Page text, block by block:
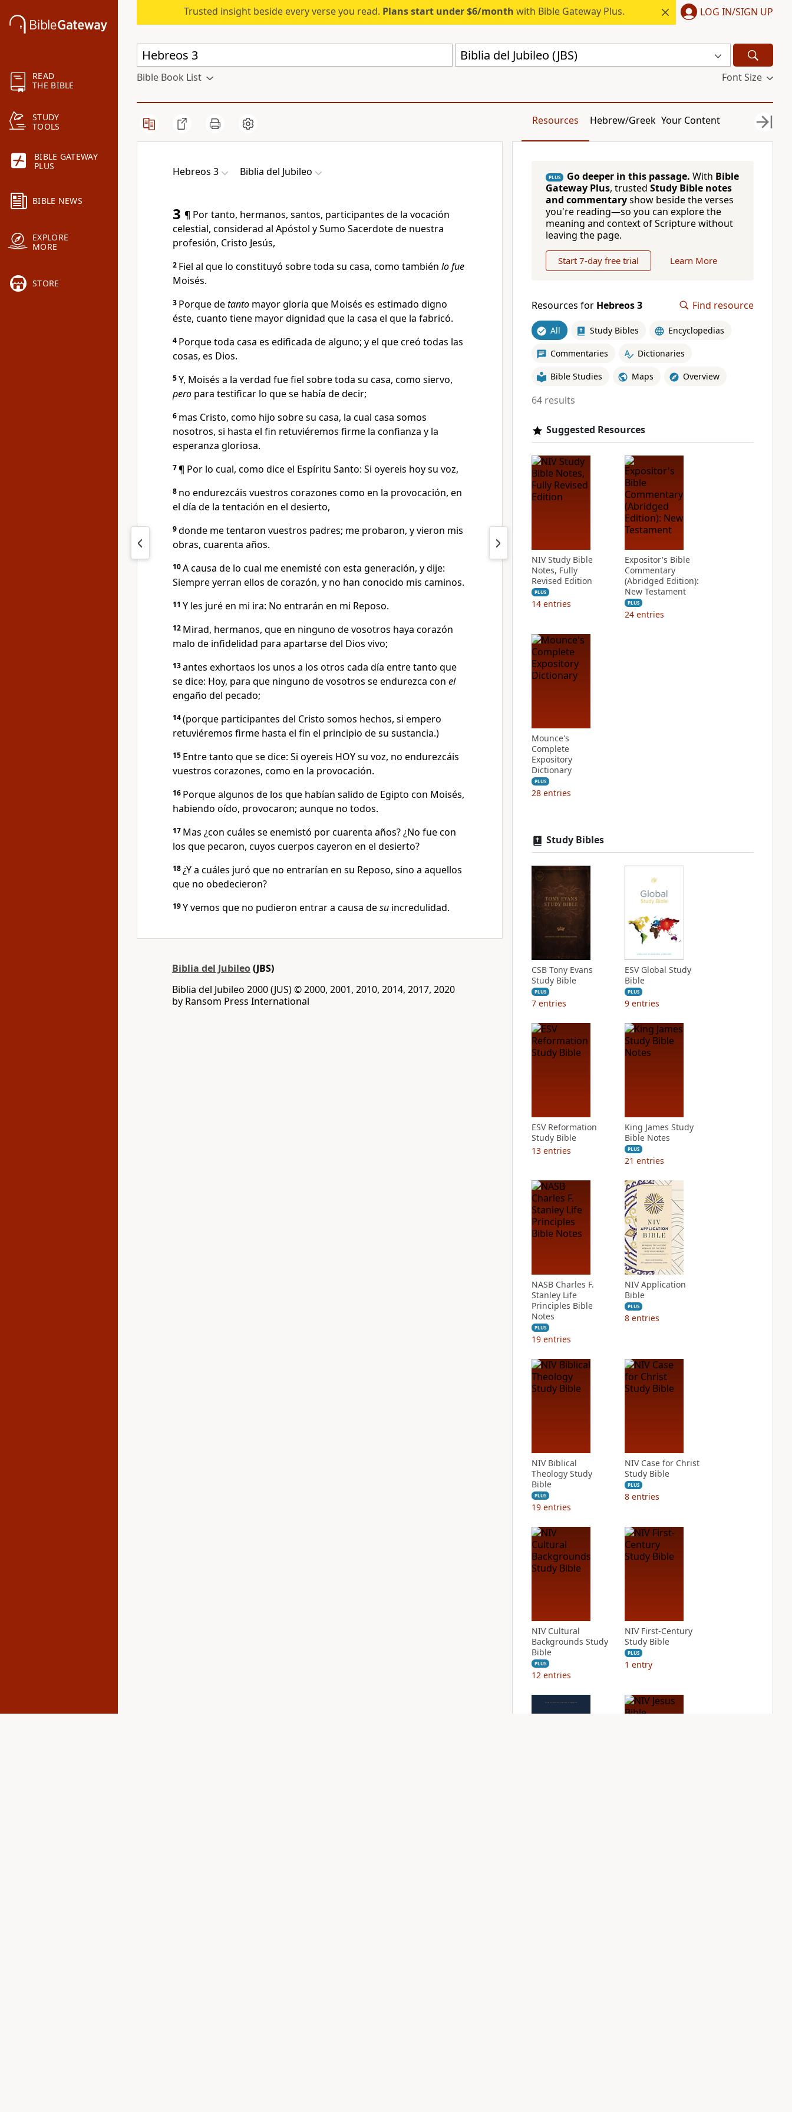
READ
THE BIBLE
STUDY
TOOLS
BIBLE GATEWAY
PLUS
BIBLE NEWS
EXPLORE
MORE
STORE
Trusted insight beside every verse you read. Plans start under $6/month with Bible Gateway Plus. LOG IN/SIGN UP
Biblia del Jubileo (JBS)
Bible Book List Font Size
Resources Hebrew/Greek Your Content
Hebreos 3 Biblia del Jubileo
3 ¶ Por tanto, hermanos, santos, participantes de la vocación
celestial, considerad al Apóstol y Sumo Sacerdote de nuestra
profesión, Cristo Jesús,
2 Fiel al que lo constituyó sobre toda su casa, como también lo fue
Moisés.
3 Porque detanto mayor gloria que Moisés es estimado digno
éste, cuanto tiene mayor dignidad que la casa el que la fabricó.
4 Porque toda casa es edificada de alguno; y el que creó todas las
cosas, es Dios.
5Y, Moisés a la verdad fue fiel sobre toda su casa, como siervo,
pero para testificar lo que se había de decir;
6 mas Cristo, como hijo sobre su casa, la cual casa somos
nosotros, si hasta el fin retuviéremos firme la confianza y la
esperanza gloriosa.
7¶ Por lo cual, como dice el Espíritu Santo: Si oyereis hoy su voz,
8 no endurezcáis vuestros corazones como en la provocación, en
el día de la tentación en el desierto,
9donde me tentaron vuestros padres; me probaron, y vieron mis
obras, cuarenta años.
10A causa de lo cual me enemisté con esta generación, y dije:
Siempre yerran ellos de corazón, y no han conocido mis caminos.
11 Y les juré en mi ira: No entrarán en mi Reposo.
12 Mirad, hermanos, que en ninguno de vosotros haya corazón
malo de infidelidad para apartarse del Dios vivo;
13antes exhortaos los unos a los otros cada día entre tanto que
se dice: Hoy, para que ninguno de vosotros se endurezca con el
engaño del pecado;
14(porque participantes del Cristo somos hechos, si empero
retuviéremos firme hasta el fin el principio de su sustancia.)
15 Entre tanto que se dice: Si oyereis HOY su voz, no endurezcáis
vuestros corazones, como en la provocación.
16 Porque algunos de los que habían salido de Egipto con Moisés,
habiendo oído, provocaron; aunque no todos.
17 Mas ¿con cuáles se enemistó por cuarenta años? ¿No fue con
los que pecaron, cuyos cuerpos cayeron en el desierto?
18¿Y a cuáles juró que no entrarían en su Reposo, sino a aquellos
que no obedecieron?
19Y vemos que no pudieron entrar a causa desu incredulidad.
Biblia del Jubileo(JBS)
Biblia del Jubileo 2000 (JUS) © 2000, 2001, 2010, 2014, 2017, 2020
by Ransom Press International
PLUS Go deeper in this passage. With Bible
Gateway Plus, trusted Study Bible notes
and commentaryshow beside the verses
you're reading—so you can explore the
meaning and context of Scripture without
leaving the page.
Start 7-day free trial Learn More
Resources for Hebreos 3 Find resource
All Study Bibles Encyclopedias
Commentaries Dictionaries
Bible Studies Maps Overview
64 results
Suggested Resources
NIV Study Bible
Notes, Fully
Revised Edition
PLUS
14 entries
Expositor's Bible
Commentary
(Abridged Edition):
New Testament
PLUS
24 entries
Mounce's
Complete
Expository
Dictionary
PLUS
28 entries
Study Bibles
CSB Tony Evans
Study Bible
PLUS
7 entries
ESV Global Study
Bible
PLUS
9 entries
ESV Reformation
Study Bible
13 entries
King James Study
Bible Notes
PLUS
21 entries
NASB Charles F.
Stanley Life
Principles Bible
Notes
PLUS
19 entries
NIV Application
Bible
PLUS
8 entries
NIV Biblical
Theology Study
Bible
PLUS
19 entries
NIV Case for Christ
Study Bible
PLUS
8 entries
NIV Cultural
Backgrounds Study
Bible
PLUS
12 entries
NIV First-Century
Study Bible
PLUS
1 entry